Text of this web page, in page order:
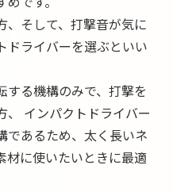
、そして、打撃音が気に
ドライバーを選ぶといい
する機構のみで、打撃を
、 インパクトドライバー
であるため、太く長いネ
材に使いたいときに最適